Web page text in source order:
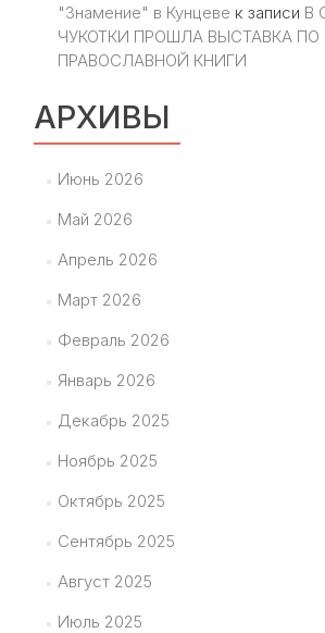
"Знамение" в Кунцеве к записи В
ЧУКОТКИ ПРОШЛА ВЫСТАВКА
ПРАВОСЛАВНОЙ КНИГИ
АРХИВЫ
Июнь 2026
Май 2026
Апрель 2026
Март 2026
Февраль 2026
Январь 2026
Декабрь 2025
Ноябрь 2025
Октябрь 2025
Сентябрь 2025
Август 2025
Июль 2025